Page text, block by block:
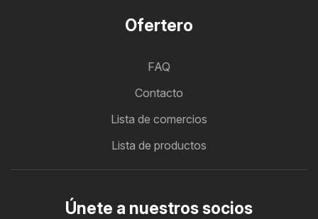
Ofertero
FAQ
Contacto
Lista de comercios
Lista de productos
Únete a nuestros socios